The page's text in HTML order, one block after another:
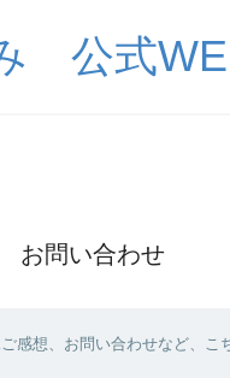
公式
お問い合わせ
感想、お問い合わせなど、こ